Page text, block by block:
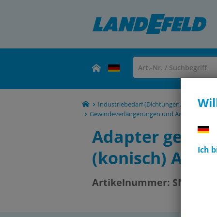
Ich
Industriebedarf (Dichtungen,
Gewindeverlängerungen und Adapter für
Adapter
(konisch) AG -
Artikelnummer: SNRN